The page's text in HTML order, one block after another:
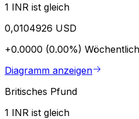
1 INR ist gleich
0,0104926 USD
+0.0000 (0.00%) Wöchentlich
Diagramm anzeigen
Britisches Pfund
1 INR ist gleich